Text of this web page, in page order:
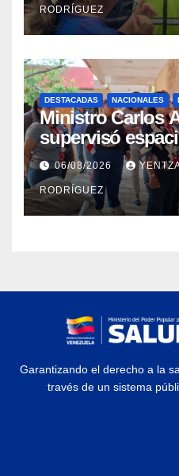
RODRÍGUEZ
DESTACADAS NACIONALES
Ministro Carlos
supervisó
Dermatológico
en La Guaira
06/08/2026
RODRÍGUEZ
Garantizando el derecho a la
través de un sistema